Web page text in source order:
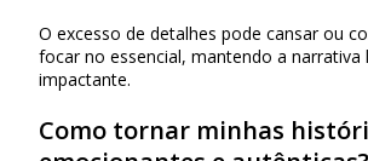
O excesso de detalhes pode cansar ou
focar no essencial, mantendo a narrativa
impactante.
Como tornar minhas